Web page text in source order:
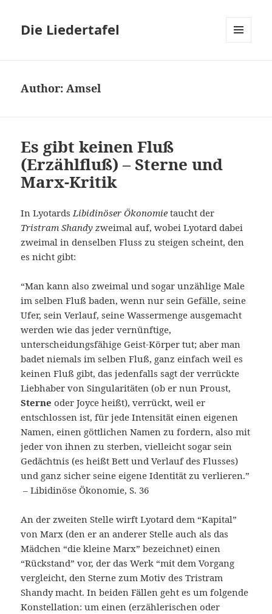
Die Liedertafel
Author:Amsel
Es gibt keinen Fluß
(Erzählfluß) – Sterne und
Marx-Kritik
In LyotardsLibidinöser Ökonomie taucht der
Tristram Shandy zweimal auf, wobei Lyotard dabei
zweimal in denselben Fluss zu steigen scheint, den
es nicht gibt:
“Man kann also zweimal und sogar unzählige Male
im selben Fluß baden, wenn nur sein Gefälle, seine
Ufer, sein Verlauf, seine Wassermenge ausgemacht
werden wie das jeder vernünftige,
unterscheidungsfähige Geist-Körper tut; aber man
badet niemals im selben Fluß, ganz einfach weil es
keinen Fluß gibt, das jedenfalls sagt der verrückte
Liebhaber von Singularitäten (ob er nun Proust,
Sterne oder Joyce heißt), verrückt, weil er
entschlossen ist, für jede Intensität einen eigenen
Namen, einen göttlichen Namen zu fordern, also mit
jeder von ihnen zu sterben, vielleicht sogar sein
Gedächtnis (es heißt Bett und Verlauf des Flusses)
und ganz sicher seine eigene Identität zu verlieren.”
– Libidinöse Ökonomie, S. 36
An der zweiten Stelle wirft Lyotard dem “Kapital”
von Marx (den er an anderer Stelle auch als das
Mädchen “die kleine Marx” bezeichnet) einen
“Rückstand” vor, der das Werk “mit dem Vorgang
vergleicht, den Sterne zum Motiv des Tristram
Shandy macht. In beiden Fällen geht es um folgende
Konstellation: um einen (erzählerischen oder